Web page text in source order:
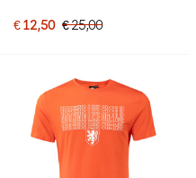
€ 12,50 € 25,00